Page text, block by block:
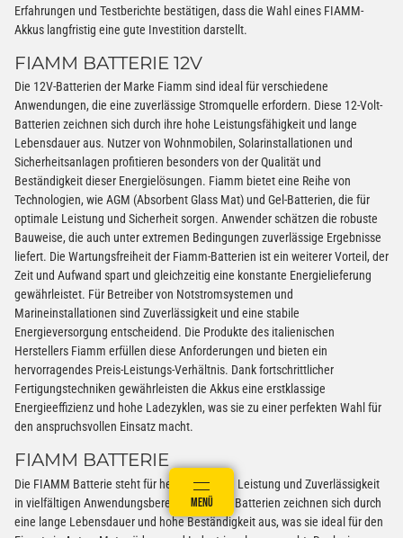
Erfahrungen und Testberichte bestätigen, dass die Wahl eines FIAMM-
Akkus langfristig eine gute Investition darstellt.
FIAMM BATTERIE 12V
Die 12V-Batterien der Marke Fiamm sind ideal für verschiedene
Anwendungen, die eine zuverlässige Stromquelle erfordern. Diese 12-Volt-
Batterien zeichnen sich durch ihre hohe Leistungsfähigkeit und lange
Lebensdauer aus. Nutzer von Wohnmobilen, Solarinstallationen und
Sicherheitsanlagen profitieren besonders von der Qualität und
Beständigkeit dieser Energielösungen. Fiamm bietet eine Reihe von
Technologien, wie AGM (Absorbent Glass Mat) und Gel-Batterien, die für
optimale Leistung und Sicherheit sorgen. Anwender schätzen die robuste
Bauweise, die auch unter extremen Bedingungen zuverlässige Ergebnisse
liefert. Die Wartungsfreiheit der Fiamm-Batterien ist ein weiterer Vorteil, der
Zeit und Aufwand spart und gleichzeitig eine konstante Energielieferung
gewährleistet. Für Betreiber von Notstromsystemen und
Marineinstallationen sind Zuverlässigkeit und eine stabile
Energieversorgung entscheidend. Die Produkte des italienischen
Herstellers Fiamm erfüllen diese Anforderungen und bieten ein
hervorragendes Preis-Leistungs-Verhältnis. Dank fortschrittlicher
Fertigungstechniken gewährleisten die Akkus eine erstklassige
Energieeffizienz und hohe Ladezyklen, was sie zu einer perfekten Wahl für
den anspruchsvollen Einsatz macht.
FIAMM BATTERIE
Die FIAMM Batterie steht für herausragende Leistung und Zuverlässigkeit
in vielfältigen Anwendungsbereichen. Diese Batterien zeichnen sich durch
eine lange Lebensdauer und hohe Beständigkeit aus, was sie ideal für den
ANMELDEN MENÜ WARENKORB